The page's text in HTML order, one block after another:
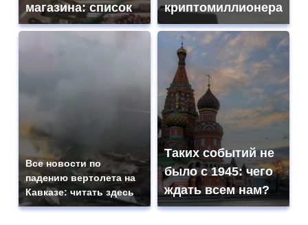
магазина: список
криптомиллионера
Все новости по
падению вертолета на
Кавказе: читать здесь
Таких событий не
было с 1945: чего
ждать всем нам?